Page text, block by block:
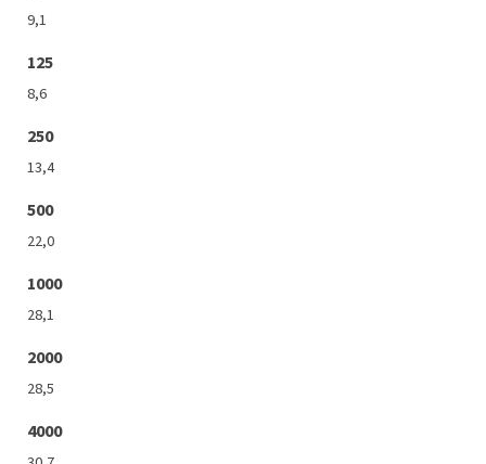
9,1
125
8,6
250
13,4
500
22,0
1000
28,1
2000
28,5
4000